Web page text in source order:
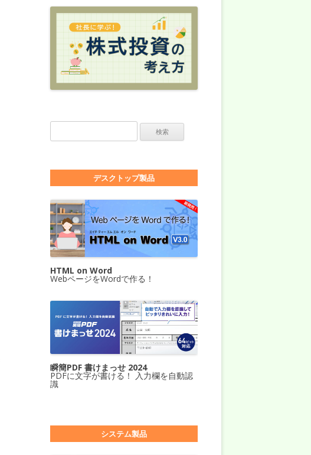
デスクトップ製品
HTML on Word
WebページをWordで作る！
瞬簡PDF 書けまっせ 2024
PDFに文字が書ける！ 入力欄を自動認
識
システム製品